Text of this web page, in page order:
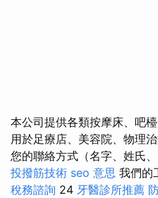
本公司提供各類按摩床、吧檯
用於足療店、美容院、物理
您的聯絡方式（名字、姓氏
投撥筋技術 seo 意思 我們的
稅務諮詢 24 牙醫診所推薦